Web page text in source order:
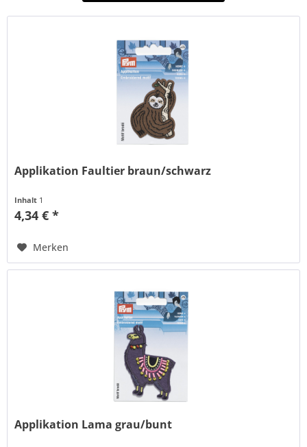
Applikation Faultier braun/schwarz
Inhalt 1
4,34 € *
Merken
Applikation Lama grau/bunt